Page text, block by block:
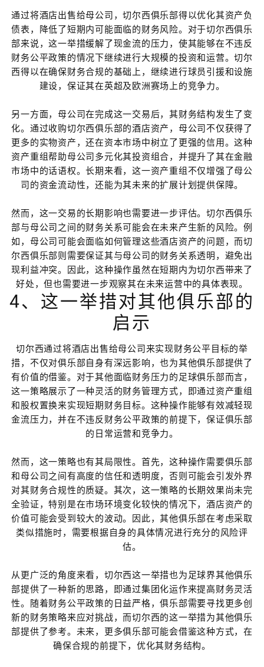
通过将酒店出售给母公司，切尔西俱乐部得以优化其资产负
债表，降低了短期内可能面临的财务风险。对于切尔西俱乐
部来说，这一举措缓解了现金流的压力，使其能够在不违反
财务公平政策的情况下继续进行大规模的投资和运营。切尔
西得以在确保财务合规的基础上，继续进行球员引援和设施
建设，保证其在英超及欧洲赛场上的竞争力。
另一方面，母公司在完成这一交易后，其财务结构发生了变
化。通过收购切尔西俱乐部的酒店资产，母公司不仅获得了
更多的实物资产，还在资本市场中树立了更强的信用。这种
资产重组帮助母公司多元化其投资组合，并提升了其在金融
市场中的话语权。长期来看，这一资产重组不仅增强了母公
司的资金流动性，还能为其未来的扩展计划提供保障。
然而，这一交易的长期影响也需要进一步评估。切尔西俱乐
部与母公司之间的财务关系可能会在未来产生新的风险。例
如，母公司可能会面临如何管理这些酒店资产的问题，而切
尔西俱乐部则需要保证其与母公司的财务关系透明，避免出
现利益冲突。因此，这种操作虽然在短期内为切尔西带来了
好处，但也需要进一步观察其在未来运营中的具体表现。
4、这一举措对其他俱乐部的
启示
切尔西通过将酒店出售给母公司来实现财务公平目标的举
措，不仅对俱乐部自身有深远影响，也为其他俱乐部提供了
有价值的借鉴。对于其他面临财务压力的足球俱乐部而言，
这一策略展示了一种灵活的财务管理方式，即通过资产重组
和股权置换来实现短期财务目标。这种操作能够有效减轻现
金流压力，并在不违反财务公平政策的前提下，保证俱乐部
的日常运营和竞争力。
然而，这一策略也有其局限性。首先，这种操作需要俱乐部
和母公司之间有高度的信任和透明度，否则可能会引发外界
对其财务合规性的质疑。其次，这一策略的长期效果尚未完
全验证，特别是在市场环境变化较快的情况下，酒店资产的
价值可能会受到较大的波动。因此，其他俱乐部在考虑采取
类似措施时，需要根据自身的具体情况进行充分的风险评
估。
从更广泛的角度来看，切尔西这一举措也为足球界其他俱乐
部提供了一种新的思路，即通过集团化运作来提高财务灵活
性。随着财务公平政策的日益严格，俱乐部需要寻找更多创
新的财务策略来应对挑战，而切尔西的这一举措为其他俱乐
部提供了参考。未来，更多俱乐部可能会借鉴这种方式，在
确保合规的前提下，优化其财务结构。